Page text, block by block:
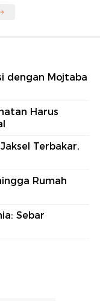
dengan Mojtaba
Harus
Terbakar,
Rumah
Sebar